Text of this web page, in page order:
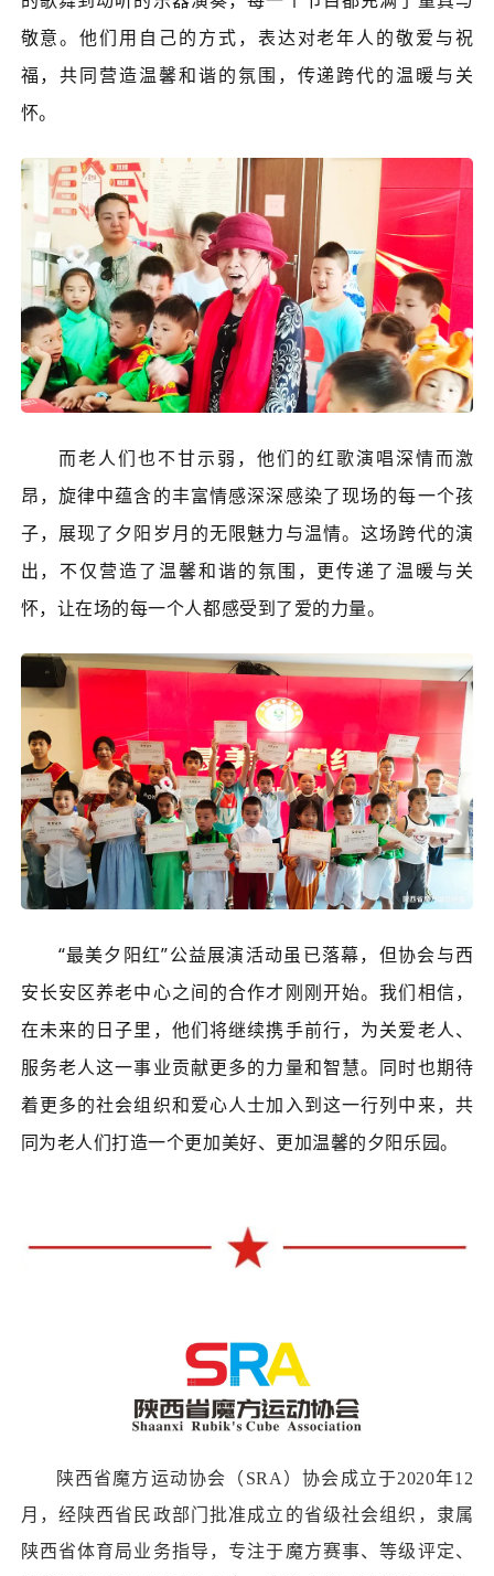
敬意。他们用自己的方式，表达对老年人的敬爱与祝
福，共同营造温馨和谐的氛围，传递跨代的温暖与关
怀。
而老人们也不甘示弱，他们的红歌演唱深情而激
昂，旋律中蕴含的丰富情感深深感染了现场的每一个孩
子，展现了夕阳岁月的无限魅力与温情。这场跨代的演
出，不仅营造了温馨和谐的氛围，更传递了温暖与关
怀，让在场的每一个人都感受到了爱的力量。
“最美夕阳红”公益展演活动虽已落幕，但协会与西
安长安区养老中心之间的合作才刚刚开始。我们相信，
在未来的日子里，他们将继续携手前行，为关爱老人、
服务老人这一事业贡献更多的力量和智慧。同时也期待
着更多的社会组织和爱心人士加入到这一行列中来，共
同为老人们打造一个更加美好、更加温馨的夕阳乐园。
陕西省魔方运动协会（SRA）协会成立于2020年12
月，经陕西省民政部门批准成立的省级社会组织，隶属
陕西省体育局业务指导，专注于魔方赛事、等级评定、